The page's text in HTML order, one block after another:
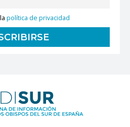
lapolítica de privacidad